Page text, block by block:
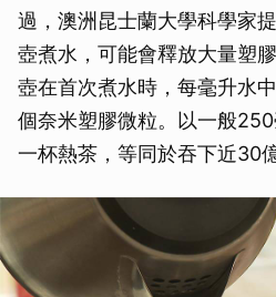
過，澳洲昆士蘭大學科學家
壺煮水，可能會釋放大量塑
壺在首次煮水時，每毫升水
個奈米塑膠微粒。以一般
一杯熱茶，等同於吞下近30